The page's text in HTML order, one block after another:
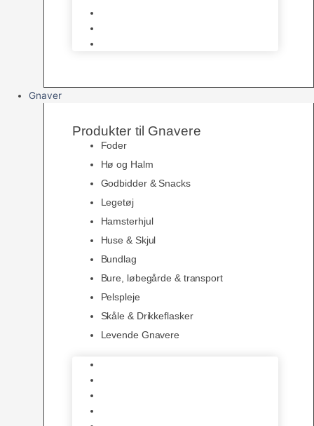
Gnaver
Produkter til Gnavere
Foder
Hø og Halm
Godbidder & Snacks
Legetøj
Hamsterhjul
Huse & Skjul
Bundlag
Bure, løbegårde & transport
Pelspleje
Skåle & Drikkeflasker
Levende Gnavere